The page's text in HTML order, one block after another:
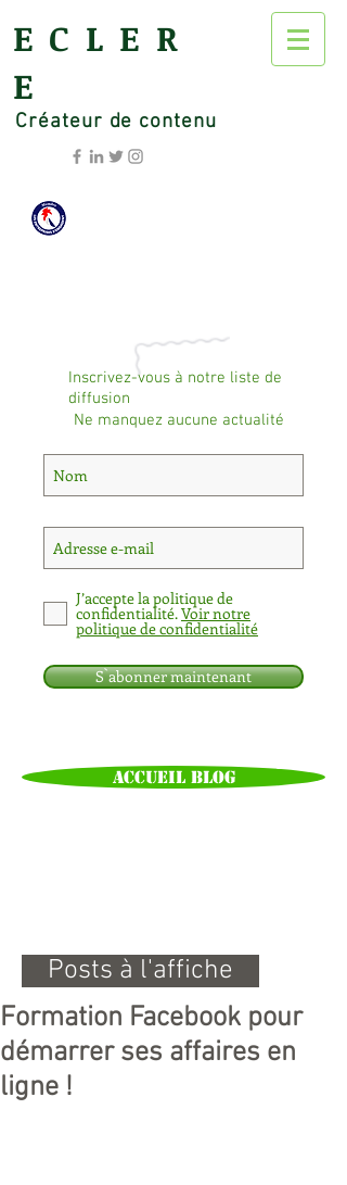
ECLER
E
Créateur de contenu
Inscrivez-vous à notre liste de
diffusion
Ne manquez aucune actualité
J’accepte la politique de
confidentialité.Voir notre
politique de confidentialité
S`abonner maintenant
Accueil Blog
Posts à l'affiche
Formation Facebook pour
démarrer ses affaires en
ligne !